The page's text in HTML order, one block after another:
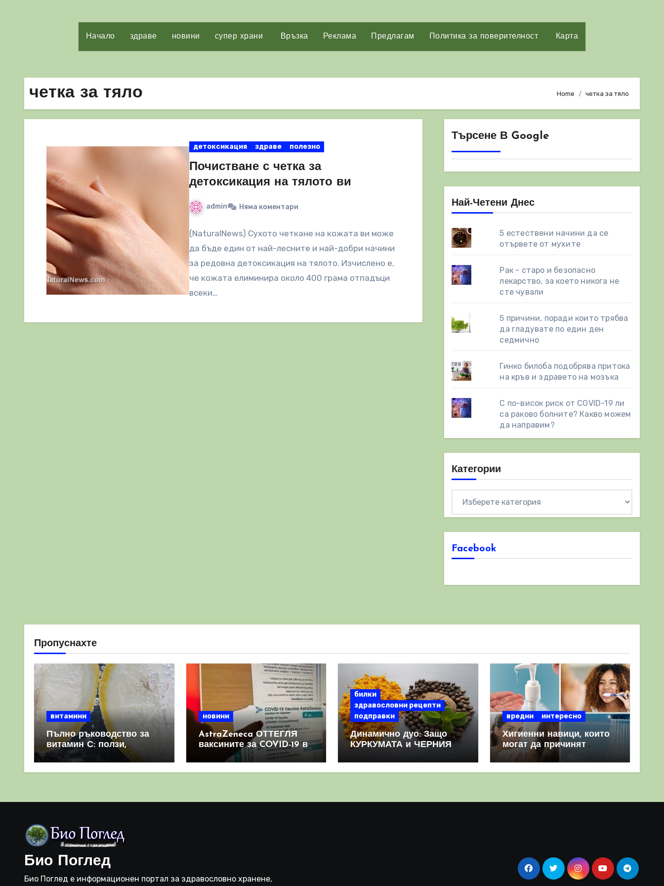
Начало здраве новини супер храни Връзка Реклама Предлагам Политика за поверителност Карта
четка за тяло Home четка за тяло
детоксикация здраве полезно
Почистване с четка за
детоксикация на тялото ви
admin Няма коментари
(NaturalNews) Сухото четкане на кожата ви може
да бъде един от най-лесните и най-добри начини
за редовна детоксикация на тялото. Изчислено е,
че кожата елиминира около 400 грама отпадъци
всеки…
Търсене В Google
Най-Четени Днес
5 естествени начини да се
отървете от мухите
Рак - старо и безопасно
лекарство, за което никога не
сте чували
5 причини, поради които трябва
да гладувате по един ден
седмично
Гинко билоба подобрява притока
на кръв и здравето на мозъка
С по-висок риск от COVID-19 ли
са раково болните? Какво можем
да направим?
Категории
Facebook
Пропуснахте
витамини
Пълно ръководство за
витамин С: ползи,
източници и защо е
важен за имунната
новини
AstraZeneca ОТТЕГЛЯ
ваксините за COVID-19 в
световен мащаб, след
като призна, че те
билки
здравословни рецепти
подправки
Динамично дуо: Защо
КУРКУМАТА и ЧЕРНИЯ
комбинация
вредни интересно
Хигиенни навици, които
могат да причинят
повече вреда, отколкото
полза
Био Поглед
Био Поглед е информационен портал за здравословно хранене,